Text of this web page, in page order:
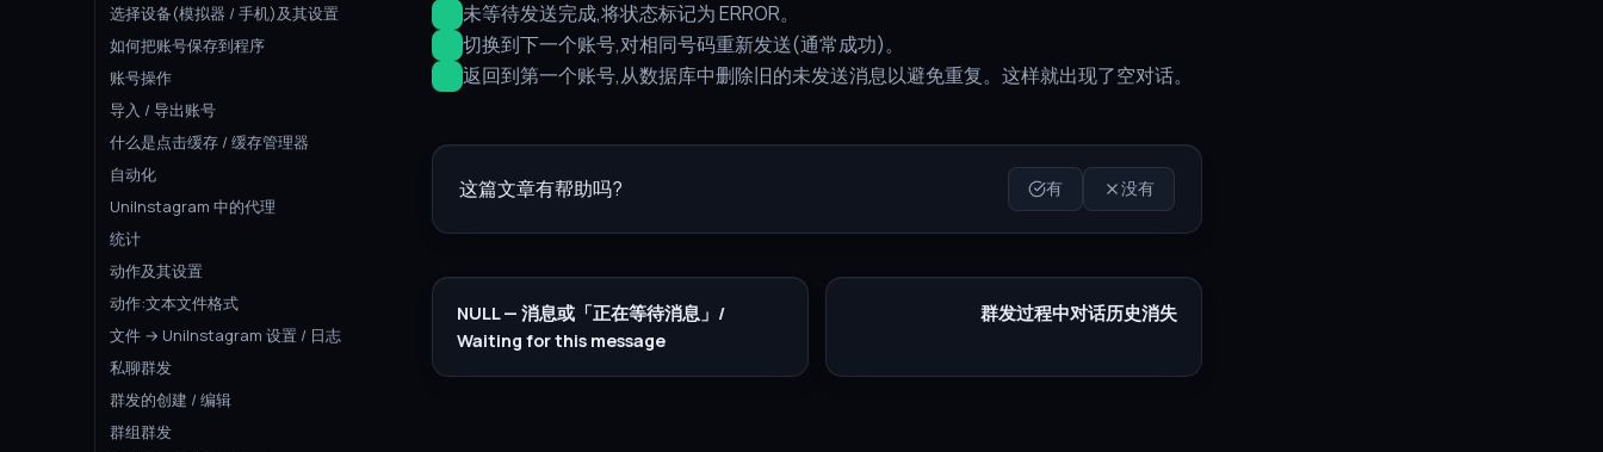
选择设备(模拟器 / 手机)及其设置
如何把账号保存到程序
账号操作
导入 / 导出账号
什么是点击缓存 / 缓存管理器
自动化
UniInstagram 中的代理
统计
动作及其设置
动作:文本文件格式
文件 → UniInstagram 设置 / 日志
私聊群发
群发的创建 / 编辑
群组群发
未等待发送完成,将状态标记为 ERROR。
切换到下一个账号,对相同号码重新发送(通常成功)。
返回到第一个账号,从数据库中删除旧的未发送消息以避免重复。这样就出现了空对话。
这篇文章有帮助吗? 有 没有
NULL — 消息或「正在等待消息」/
Waiting for this message
群发过程中对话历史消失